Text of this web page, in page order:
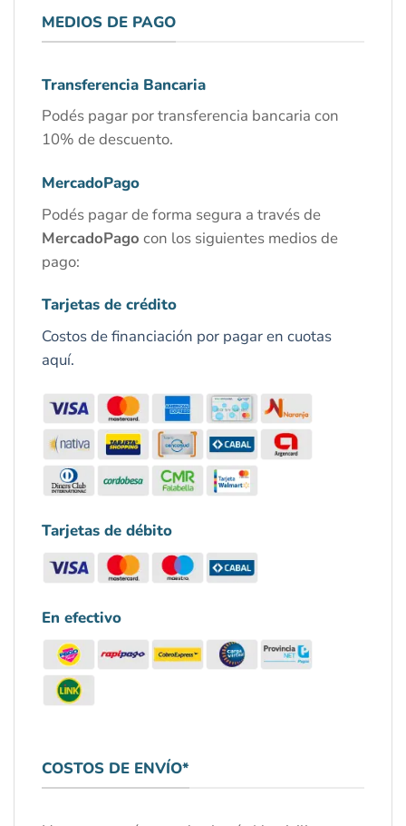
MEDIOS DE PAGO
Transferencia Bancaria
Podés pagar por transferencia bancaria con
10% de descuento.
MercadoPago
Podés pagar de forma segura a través de
MercadoPago con los siguientes medios de
pago:
Tarjetas de crédito
Costos de financiación por pagar en cuotas
aquí.
Tarjetas de débito
En efectivo
COSTOS DE ENVÍO*